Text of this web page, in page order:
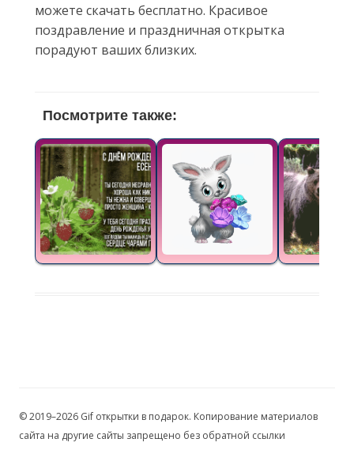
можете скачать бесплатно. Красивое
поздравление и праздничная открытка
порадуют ваших близких.
Посмотрите также:
© 2019–2026 Gif открытки в подарок. Копирование материалов
сайта на другие сайты запрещено без обратной ссылки